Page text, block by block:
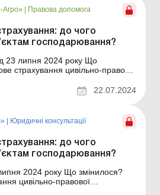
Агро» | Правова допомога
до чого
господарювання?
23 липня 2024 року Що
страхування цивільно-правової
практиці називають
розповсюджений вид
22.07.2024
Юридичні консультації
до чого
господарювання?
2024 року Що змінилося?
цивільно-правової